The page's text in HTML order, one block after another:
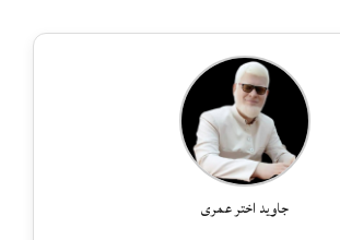
جاوید اختر عمری